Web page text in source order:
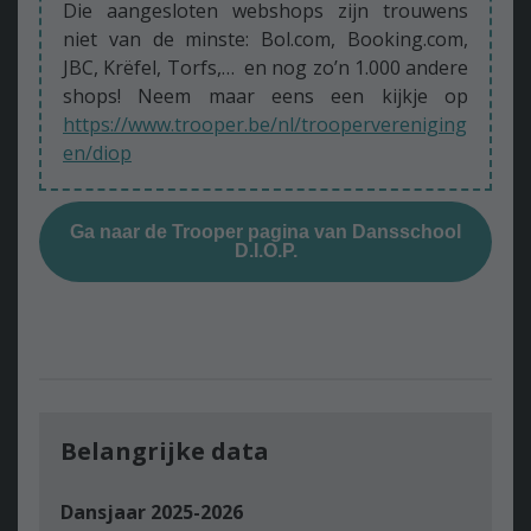
Die aangesloten webshops zijn trouwens
niet van de minste: Bol.com, Booking.com,
JBC, Krëfel, Torfs,… en nog zo’n 1.000 andere
shops! Neem maar eens een kijkje op
https://www.trooper.be/nl/troopervereniging
en/diop
Ga naar de Trooper pagina van Dansschool
D.I.O.P.
Belangrijke data
Dansjaar 2025-2026